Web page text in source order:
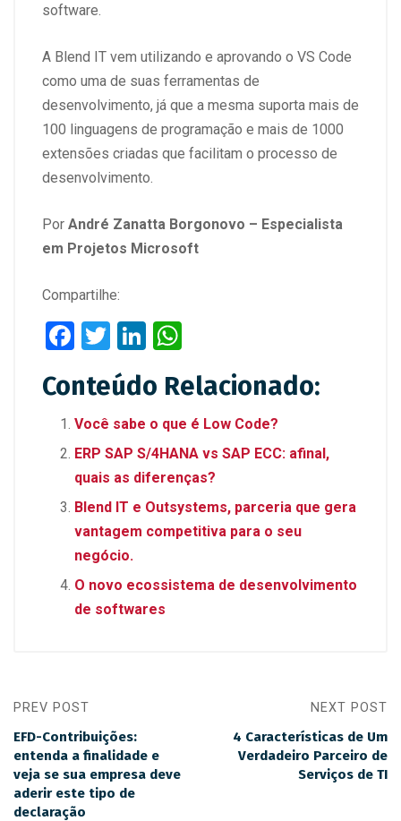
software.
A Blend IT vem utilizando e aprovando o VS Code
como uma de suas ferramentas de
desenvolvimento, já que a mesma suporta mais de
100 linguagens de programação e mais de 1000
extensões criadas que facilitam o processo de
desenvolvimento.
Por André Zanatta Borgonovo – Especialista
em Projetos Microsoft
Compartilhe:
F
ce
b
o
o
k
T
wi
tt
er
Li
ke
dI
n
at
s
A
p
p
Conteúdo Relacionado:
Você sabe o que é Low Code?
ERP SAP S/4HANA vs SAP ECC: afinal,
quais as diferenças?
Blend IT e Outsystems, parceria que gera
vantagem competitiva para o seu
negócio.
O novo ecossistema de desenvolvimento
de softwares
PREV POST
EFD-Contribuições:
entenda a finalidade e
veja se sua empresa deve
aderir este tipo de
declaração
NEXT POST
4 Características de Um
Verdadeiro Parceiro de
Serviços de TI